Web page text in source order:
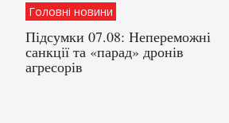
Головні новини
Підсумки 07.08: Непереможні
санкції та «парад» дронів
агресорів